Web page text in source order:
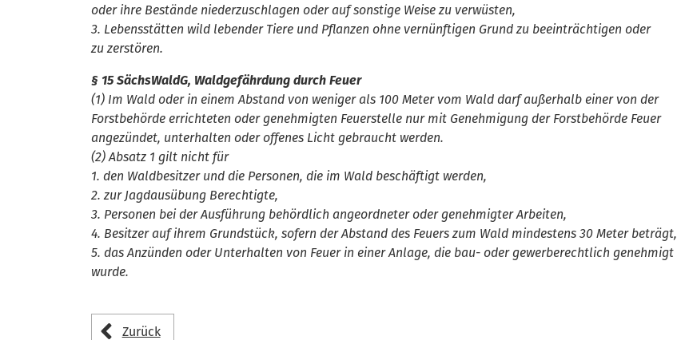
oder ihre Bestände niederzuschlagen oder auf sonstige Weise zu verwüsten,
3. Lebensstätten wild lebender Tiere und Pflanzen ohne vernünftigen Grund zu beeinträchtigen oder
zu zerstören.
§ 15 SächsWaldG, Waldgefährdung durch Feuer
(1) Im Wald oder in einem Abstand von weniger als 100 Meter vom Wald darf außerhalb einer von der
Forstbehörde errichteten oder genehmigten Feuerstelle nur mit Genehmigung der Forstbehörde Feuer
angezündet, unterhalten oder offenes Licht gebraucht werden.
(2) Absatz 1 gilt nicht für
1. den Waldbesitzer und die Personen, die im Wald beschäftigt werden,
2. zur Jagdausübung Berechtigte,
3. Personen bei der Ausführung behördlich angeordneter oder genehmigter Arbeiten,
4. Besitzer auf ihrem Grundstück, sofern der Abstand des Feuers zum Wald mindestens 30 Meter beträgt,
5. das Anzünden oder Unterhalten von Feuer in einer Anlage, die bau- oder gewerberechtlich genehmigt
wurde.
Zurück